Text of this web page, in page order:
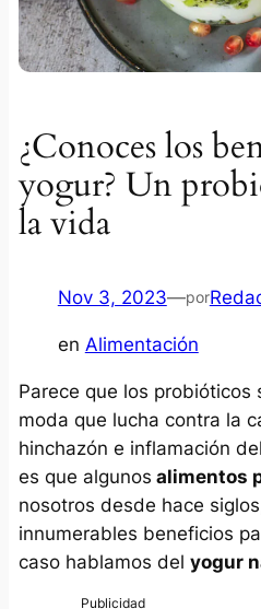
¿Conoces los
yogur? Un
la vida
Nov 3, 2023—por
en Alimentación
Parece que los probióticos
moda que lucha contra la
hinchazón e inflamación
es que algunos alimentos
nosotros desde hace
innumerables beneficios
caso hablamos del yogur